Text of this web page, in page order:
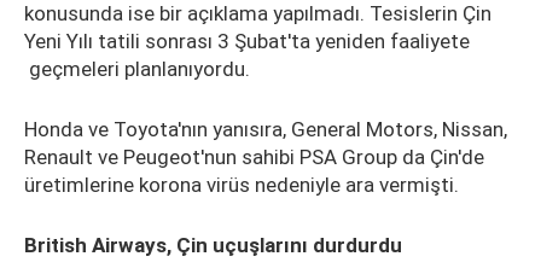
konusunda ise bir açıklama yapılmadı. Tesislerin Çin
Yeni Yılı tatili sonrası 3 Şubat'ta yeniden faaliyete
geçmeleri planlanıyordu.
Honda ve Toyota'nın yanısıra, General Motors, Nissan,
Renault ve Peugeot'nun sahibi PSA Group da Çin'de
üretimlerine korona virüs nedeniyle ara vermişti.
British Airways, Çin uçuşlarını durdurdu